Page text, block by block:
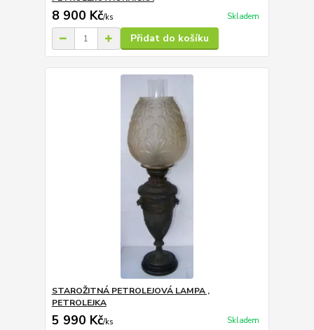
8 900 Kč/ks Skladem
Přidat do košíku
STAROŽITNÁ PETROLEJOVÁ LAMPA ,
PETROLEJKA
5 990 Kč/ks Skladem